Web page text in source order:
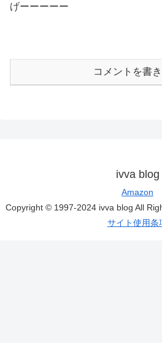
げーーーーー
コメントを書
ivva blog
Amazon
Copyright © 1997-2024 ivva blog All
サイト使用条